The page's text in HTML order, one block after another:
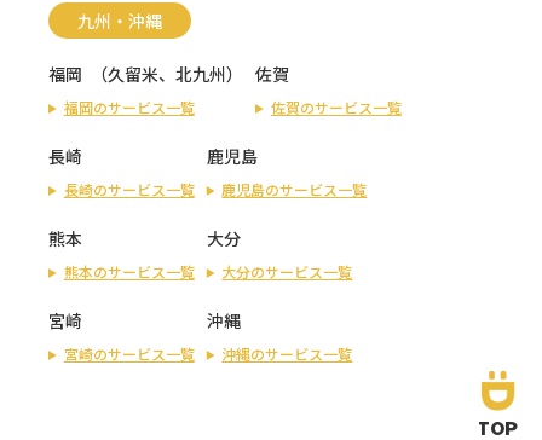
九州・沖縄
福岡 （久留米、 北九州）
福岡のサービス一覧
佐賀
佐賀のサービス一覧
長崎
長崎のサービス一覧
鹿児島
鹿児島のサービス一覧
熊本
熊本のサービス一覧
大分
大分のサービス一覧
宮崎
宮崎のサービス一覧
沖縄
沖縄のサービス一覧
TOP